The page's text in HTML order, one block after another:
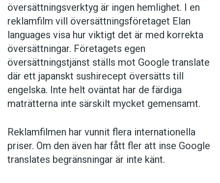
översättningsverktyg är ingen hemlighet. I en
reklamfilm vill översättningsföretaget Elan
languages visa hur viktigt det är med korrekta
översättningar. Företagets egen
översättningstjänst ställs mot Google translate
där ett japanskt sushirecept översätts till
engelska. Inte helt oväntat har de färdiga
maträtterna inte särskilt mycket gemensamt.
Reklamfilmen har vunnit flera internationella
priser. Om den även har fått fler att inse Google
translates begränsningar är inte känt.